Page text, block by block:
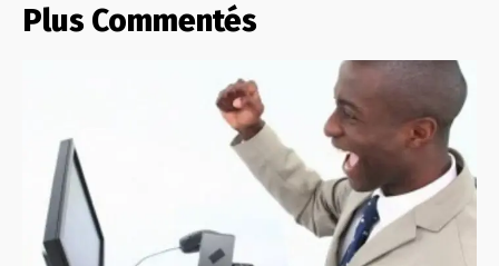
Plus Commentés